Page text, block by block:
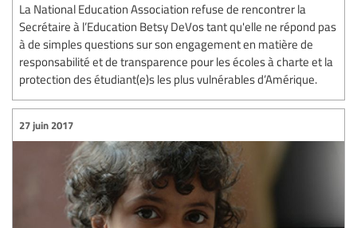
La National Education Association refuse de rencontrer la
Secrétaire à l’Education Betsy DeVos tant qu'elle ne répond pas
à de simples questions sur son engagement en matière de
responsabilité et de transparence pour les écoles à charte et la
protection des étudiant(e)s les plus vulnérables d’Amérique.
27 juin 2017